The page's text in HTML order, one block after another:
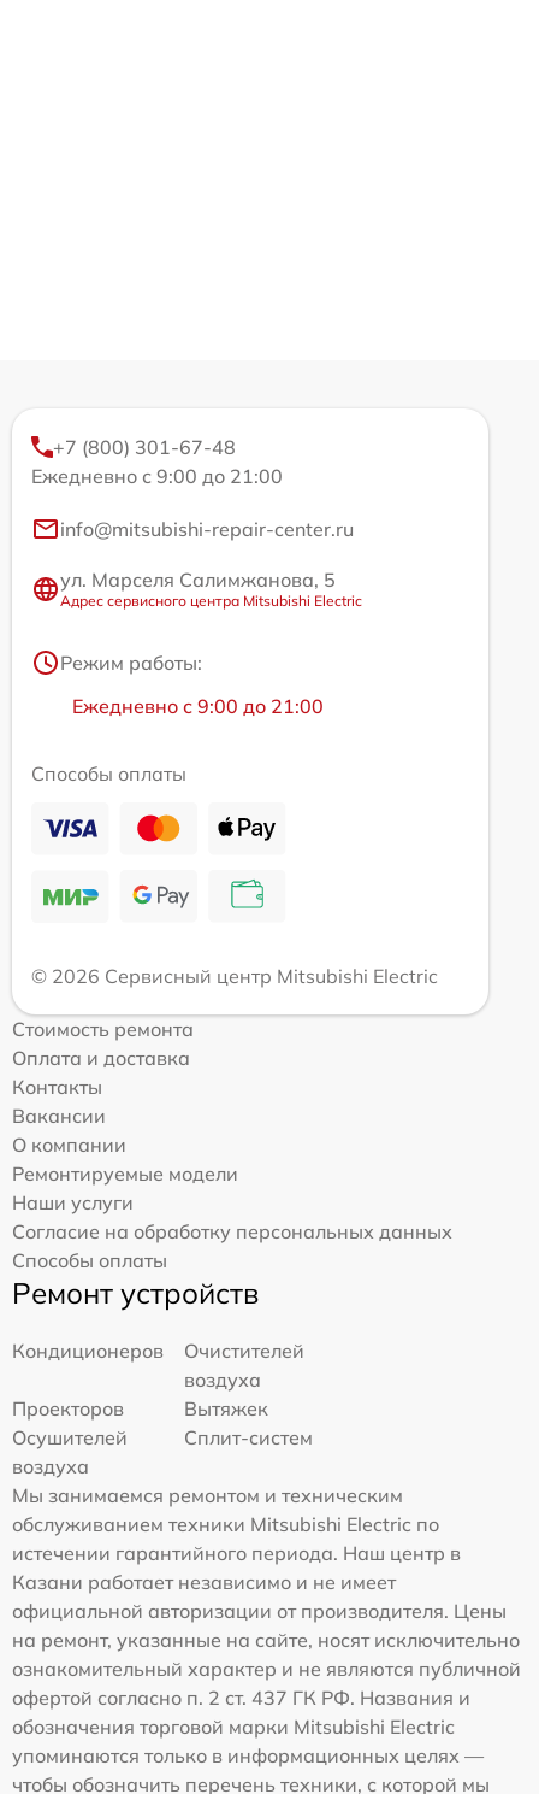
+7 (800) 301-67-48
Ежедневно с 9:00 до 21:00
info@mitsubishi-repair-center.ru
ул. Марселя Салимжанова, 5
Адрес сервисного центра Mitsubishi Electric
Режим работы:
Ежедневно с 9:00 до 21:00
Способы оплаты
© 2026 Сервисный центр Mitsubishi Electric
Стоимость ремонта
Оплата и доставка
Контакты
Вакансии
О компании
Ремонтируемые модели
Наши услуги
Согласие на обработку персональных данных
Способы оплаты
Ремонт устройств
Кондиционеров
Очистителей
воздуха
Проекторов
Вытяжек
Осушителей
воздуха
Сплит-систем
Мы занимаемся ремонтом и техническим
обслуживанием техники Mitsubishi Electric по
истечении гарантийного периода. Наш центр в
Казани работает независимо и не имеет
официальной авторизации от производителя. Цены
на ремонт, указанные на сайте, носят исключительно
ознакомительный характер и не являются публичной
офертой согласно п. 2 ст. 437 ГК РФ. Названия и
обозначения торговой марки Mitsubishi Electric
упоминаются только в информационных целях —
чтобы обозначить перечень техники, с которой мы